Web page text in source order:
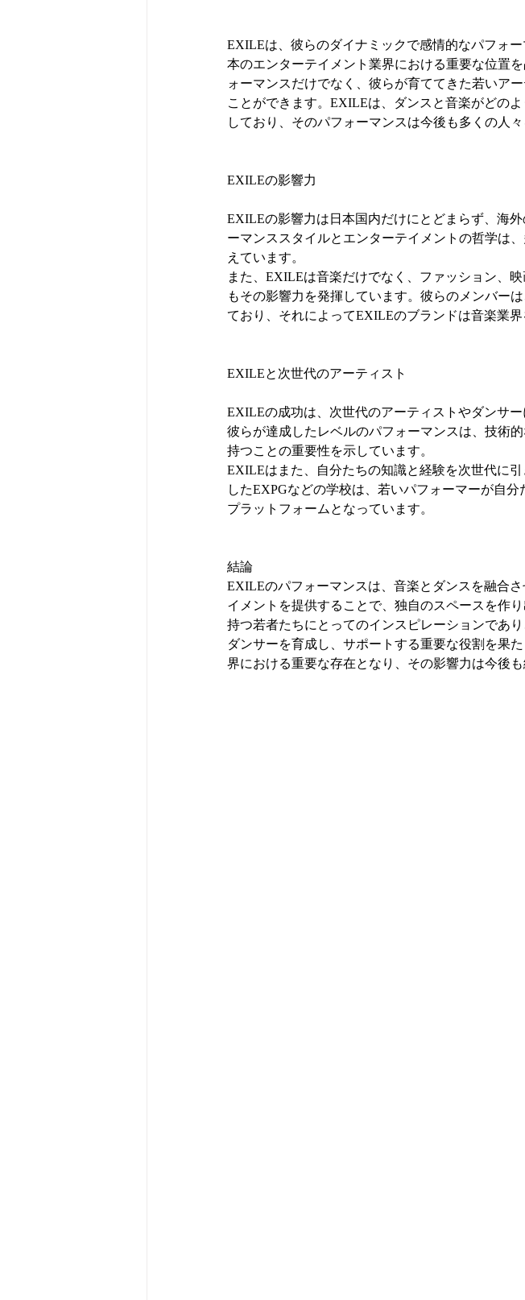
EXILEは、彼らのダイナミックで感情的なパフォ
本のエンターテイメント業界における重要な位置
ォーマンスだけでなく、彼らが育ててきた若いア
ことができます。EXILEは、ダンスと音楽がどの
しており、そのパフォーマンスは今後も多くの人
EXILEの影響力
EXILEの影響力は日本国内だけにとどまらず、海
ーマンススタイルとエンターテイメントの哲学は
えています。
また、EXILEは音楽だけでなく、ファッション、
もその影響力を発揮しています。彼らのメンバー
ており、それによってEXILEのブランドは音楽業界
EXILEと次世代のアーティスト
EXILEの成功は、次世代のアーティストやダンサ
彼らが達成したレベルのパフォーマンスは、技術
持つことの重要性を示しています。
EXILEはまた、自分たちの知識と経験を次世代に
したEXPGなどの学校は、若いパフォーマーが自
プラットフォームとなっています。
結論
EXILEのパフォーマンスは、音楽とダンスを融合
イメントを提供することで、独自のスペースを作
持つ若者たちにとってのインスピレーションであ
ダンサーを育成し、サポートする重要な役割を果
界における重要な存在となり、その影響力は今後も